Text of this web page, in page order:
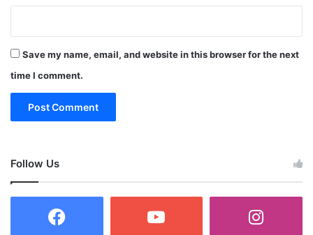
Save my name, email, and website in this browser for the next
time I comment.
Follow Us